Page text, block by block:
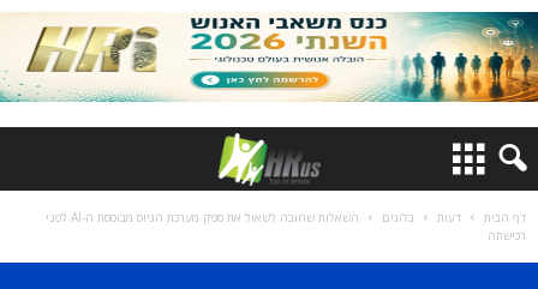
דף הבית דעות בלוגים
השאלות שחובה לשאול את ספק מערכת הגיוס מבוססת ה-AI לפני
רכישתה